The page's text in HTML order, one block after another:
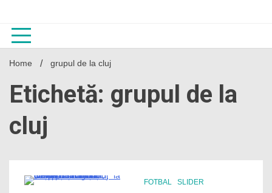
content
Home grupul de la cluj
Etichetă: grupul de la
cluj
FOTBAL SLIDER